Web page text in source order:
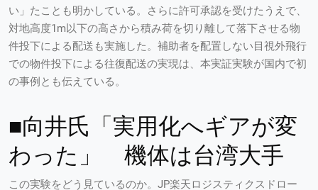
い」たことも明かしている。さらに許可承認を受けたうえで、
対地高度1m以下の高さから積み荷を切り離して落下させる物
件投下による配送も実施した。補助者を配置しない目視外飛行
での物件投下による往復配送の実現は、本実証実験が国内で初
の事例とも伝えている。
■向井氏「実用化へギアが変
わった」 機体は台湾大手
この実験をどう見ているのか。JP楽天ロジスティクスドロー